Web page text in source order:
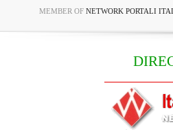
MEMBER OF NETWORK PORTALI